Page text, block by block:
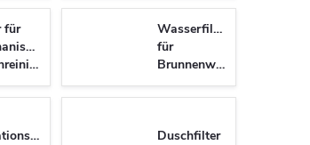
für
Verunreinigungen
Wasserfilter
für
Brunnenwasser
Filtrationsflaschen Duschfilter